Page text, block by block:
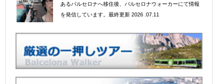
あるバルセロナへ移住後、バルセロナウォーカーにて情報
を発信しています。最終更新 2026 .07.11